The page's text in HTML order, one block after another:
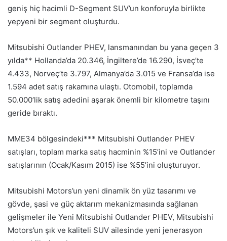
geniş hiç hacimli D-Segment SUV’un konforuyla birlikte
yepyeni bir segment oluşturdu.
Mitsubishi Outlander PHEV, lansmanından bu yana geçen 3
yılda** Hollanda’da 20.346, İngiltere’de 16.290, İsveç’te
4.433, Norveç’te 3.797, Almanya’da 3.015 ve Fransa’da ise
1.594 adet satış rakamına ulaştı. Otomobil, toplamda
50.000’lik satış adedini aşarak önemli bir kilometre taşını
geride bıraktı.
MME34 bölgesindeki*** Mitsubishi Outlander PHEV
satışları, toplam marka satış hacminin %15’ini ve Outlander
satışlarının (Ocak/Kasım 2015) ise %55’ini oluşturuyor.
Mitsubishi Motors’un yeni dinamik ön yüz tasarımı ve
gövde, şasi ve güç aktarım mekanizmasında sağlanan
gelişmeler ile Yeni Mitsubishi Outlander PHEV, Mitsubishi
Motors’un şık ve kaliteli SUV ailesinde yeni jenerasyon